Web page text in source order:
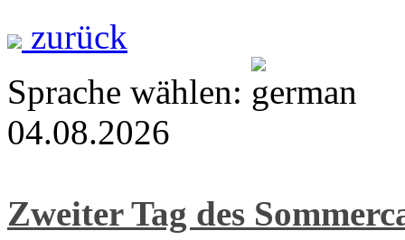
zurück
Sprache wählen:
04.08.2026
Zweiter Tag des